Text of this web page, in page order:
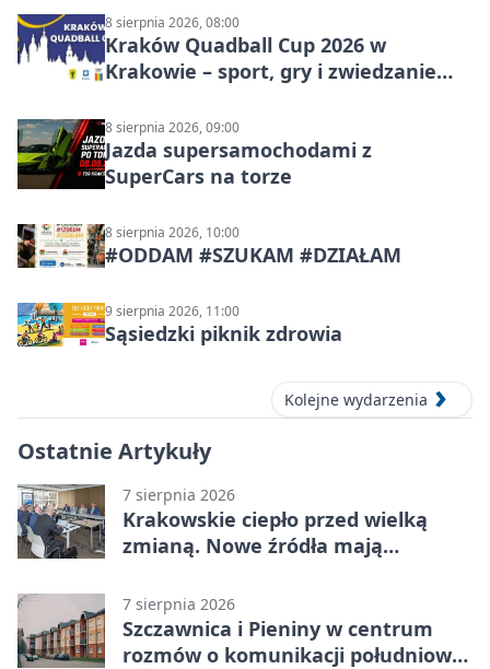
8 sierpnia 2026, 08:00
Kraków Quadball Cup 2026 w
Krakowie – sport, gry i zwiedzanie
8 sierpnia 2026, 09:00
Jazda supersamochodami z
SuperCars na torze
8 sierpnia 2026, 10:00
#ODDAM #SZUKAM #DZIAŁAM
9 sierpnia 2026, 11:00
Sąsiedzki piknik zdrowia
Kolejne wydarzenia
Ostatnie Artykuły
7 sierpnia 2026
Krakowskie ciepło przed wielką
zmianą. Nowe źródła mają
7 sierpnia 2026
Szczawnica i Pieniny w centrum
rozmów o komunikacji południowej